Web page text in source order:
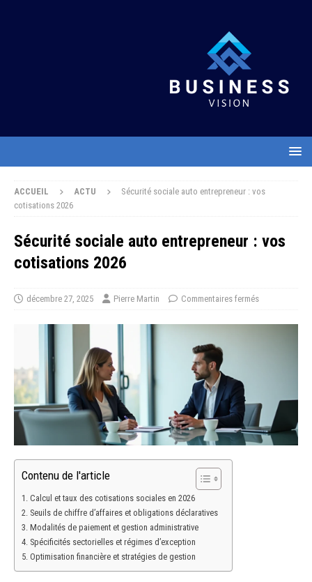
ACCUEIL ACTU
Sécurité sociale auto entrepreneur : vos
cotisations 2026
Sécurité sociale auto entrepreneur : vos
cotisations 2026
décembre 27, 2025 Pierre Martin Commentaires fermés
Contenu de l'article
Calcul et taux des cotisations sociales en 2026
Seuils de chiffre d’affaires et obligations déclaratives
Modalités de paiement et gestion administrative
Spécificités sectorielles et régimes d’exception
Optimisation financière et stratégies de gestion